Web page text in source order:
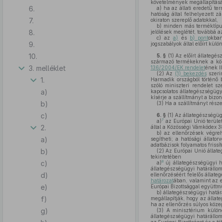
6.
7.
8.
9.
10.
3. melléklet
1.
a)
b)
c)
2.
a)
b)
c)
d)
e)
f)
g)
követelmények
a) ha az állati eredetű
hatóság által felhelyezett
okiraton szereplő adatokkal,
b) minden más
jelölések meglétét, továbbá
c) aza) és b) pont
jogszabályok által előírt
5. § (1) Az előírt
származó termékeknek a
136/2004/EK rendeletének
(2) Az (1) bekezdés
Harmadik országból
szóló miniszteri rendelet
kapcsolatos
kísérje a szállítmányt a
(3) Ha a szállítmányt
6. § (1) Az
a)7az Európai Unió
által a Közösségi Vámkódex
b) az ellenőrzések
segítheti; a hatósági
adatbázisok folyamatos
(2) Az Európai Unió
tekintetében
a)8új állategészségügyi
állategészségügyi
ellenőrzéséért felelős
határozatában, valamint az
Európai Bizottsággal
b) állategészségügyi
megállapítják, hogy az
ha az ellenőrzés súlyos
(3) A minisztérium
állategészségügyi